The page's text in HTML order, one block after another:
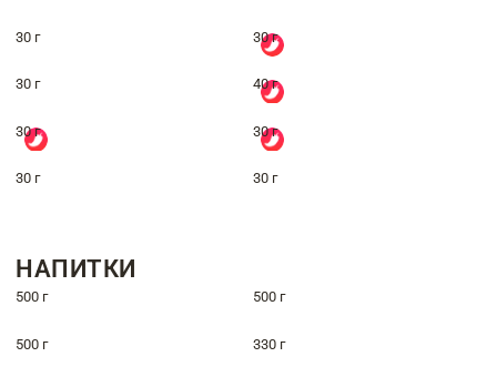
30 г 30 г
30 г 40 г
30 г 30 г
30 г 30 г
НАПИТКИ
500 г 500 г
500 г 330 г